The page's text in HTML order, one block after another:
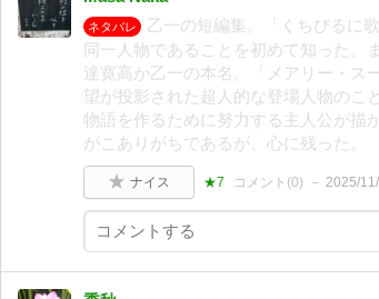
ネタバレ
乙一の短編集。「くちびるに
同一人物であることを初めて知った。
達寛高か乙一の本名。「メアリー・ス
望が投影された超人的な登場人物のこ
物語を作るために努力する主人公が描
がこありがちであるが、心に残った。
ナイス ★7 コメント(0) 2025/